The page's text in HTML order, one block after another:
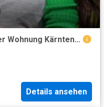
Zu Verkaufen 3 Schlafzimmer Wohnung Kärnten Kärnten DS104755264
Details ansehen